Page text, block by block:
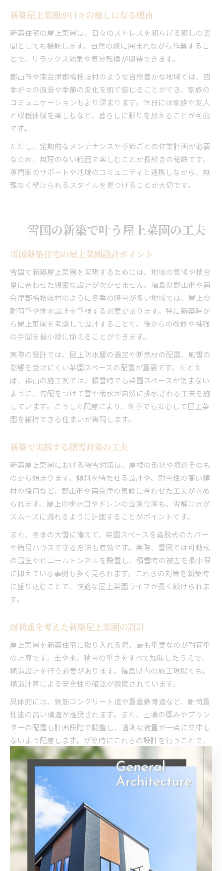
新築屋上菜園が日々の癒しになる理由
新築住宅の屋上菜園は、日々のストレスを和らげる癒しの空
間としても機能します。自然の緑に囲まれながら作業するこ
とで、リラックス効果や気分転換が期待できます。
郡山市や南会津郡檜枝岐村のような自然豊かな地域では、四
季折々の風景や季節の変化を肌で感じることができ、家族の
コミュニケーションもより深まります。休日には家族や友人
と収穫体験を楽しむなど、暮らしに彩りを加えることが可能
です。
ただし、定期的なメンテナンスや季節ごとの作業計画が必要
なため、無理のない範囲で楽しむことが長続きの秘訣です。
専門家のサポートや地域のコミュニティと連携しながら、無
理なく続けられるスタイルを見つけることが大切です。
雪国の新築で叶う屋上菜園の工夫
雪国新築住宅の屋上菜園設計ポイント
雪国で新築屋上菜園を実現するためには、地域の気候や積雪
量に合わせた綿密な設計が欠かせません。福島県郡山市や南
会津郡檜枝岐村のように冬季の降雪が多い地域では、屋上の
耐荷重や排水設計を重視する必要があります。特に新築時か
ら屋上菜園を考慮して設計することで、後からの改修や補強
の手間を最小限に抑えることができます。
実際の設計では、屋上防水層の選定や断熱材の配置、風雪の
影響を受けにくい菜園スペースの配置が重要です。たとえ
ば、郡山の施工例では、積雪時でも菜園スペースが傷まない
ように、勾配をつけて雪や雨水が自然に排水される工夫を施
しています。こうした配慮により、冬季でも安心して屋上菜
園を維持できる住まいが実現します。
新築で実践する積雪対策の工夫
新築屋上菜園における積雪対策は、屋根の形状や構造そのも
のから始まります。傾斜を持たせる設計や、耐雪性の高い建
材の採用など、郡山市や南会津の気候に合わせた工夫が求め
られます。屋上の排水口やドレンの設置位置も、雪解け水が
スムーズに流れるように計画することがポイントです。
また、冬季の大雪に備えて、菜園スペースを着脱式のカバー
や簡易ハウスで守る方法も有効です。実際、雪国では可動式
の温室やビニールトンネルを設置し、積雪時の被害を最小限
に抑えている事例も多く見られます。これらの対策を新築時
に盛り込むことで、快適な屋上菜園ライフが長く続けられま
す。
耐荷重を考えた新築屋上菜園の設計
屋上菜園を新築住宅に取り入れる際、最も重要なのが耐荷重
の計算です。土や水、積雪の重さをすべて加味したうえで、
構造設計を行う必要があります。福島県内の施工現場でも、
構造計算による安全性の確認が徹底されています。
具体的には、鉄筋コンクリート造や重量鉄骨造など、耐荷重
性能の高い構造が推奨されます。また、土壌の厚みやプラン
ターの配置も計画段階で調整し、過剰な荷重が一点に集中し
ないよう配慮します。新築時にこれらの設計を行うことで、
菜園スペースの安全性と快適性を両立させることが可能で
す。
新築菜園で冬季も楽しむための秘訣
雪国の新築屋上菜園でも、冬季の自家栽培を楽しむ工夫は十
分に可能です。例えば、ビニールハウスや簡易温室を屋上に
設置することで、寒冷地でも葉物野菜やハーブの栽培が続け
られます。断熱材を併用することで、冷え込みの厳しい郡山
市や檜枝岐村でも野菜の生育環境を保つことができます。